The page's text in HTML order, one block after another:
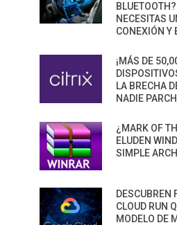
NECESITAS
CONEXIÓN Y
¡MÁS DE
LA BRECHA
NADIE
¿MARK OF
ELUDEN
SIMPLE
DESCUBREN
CLOUD RUN
MODELO DE